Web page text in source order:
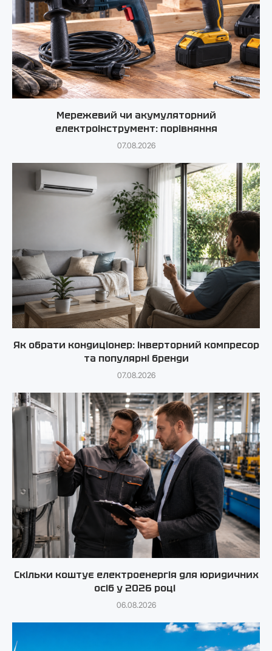
Мережевий чи акумуляторний
електроінструмент: порівняння
07.08.2026
Як обрати кондиціонер: інверторний компресор
та популярні бренди
07.08.2026
Скільки коштує електроенергія для юридичних
осіб у 2026 році
06.08.2026